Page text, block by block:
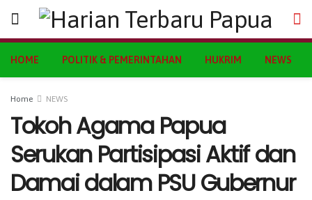
HOME POLITIK & PEMERINTAHAN HUKRIM NEWS
Home NEWS
Tokoh Agama Papua
Serukan Partisipasi Aktif dan
Damai dalam PSU Gubernur